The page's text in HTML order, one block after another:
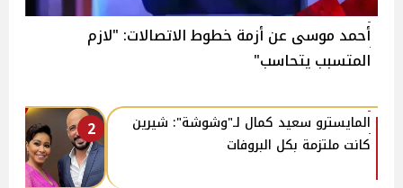
أحمد موسى عن أزمة خطوط الاتصالات: "لازم
المتسبب يتحاسب"
2
المايسترو سعيد كمال لـ"وشوشة": شيرين
كانت ملتزمة بكل البروفات